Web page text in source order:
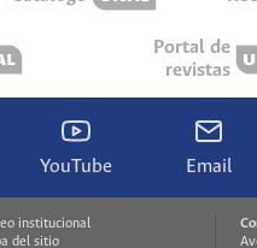
Portal de
revistas
YouTube Email
institucional
del sitio